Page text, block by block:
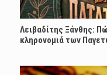
Λειβαδίτης Ξάνθης:
κληρονομιά των